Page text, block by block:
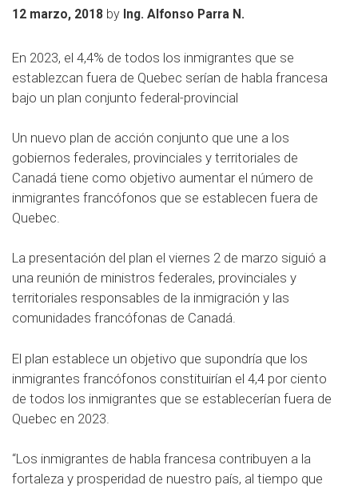
12 marzo, 2018 by Ing. Alfonso Parra N.
En 2023, el 4,4% de todos los inmigrantes que se
establezcan fuera de Quebec serían de habla francesa
bajo un plan conjunto federal-provincial
Un nuevo plan de acción conjunto que une a los
gobiernos federales, provinciales y territoriales de
Canadá tiene como objetivo aumentar el número de
inmigrantes francófonos que se establecen fuera de
Quebec.
La presentación del plan el viernes 2 de marzo siguió a
una reunión de ministros federales, provinciales y
territoriales responsables de la inmigración y las
comunidades francófonas de Canadá.
El plan establece un objetivo que supondría que los
inmigrantes francófonos constituirían el 4,4 por ciento
de todos los inmigrantes que se establecerían fuera de
Quebec en 2023.
“Los inmigrantes de habla francesa contribuyen a la
fortaleza y prosperidad de nuestro país, al tiempo que